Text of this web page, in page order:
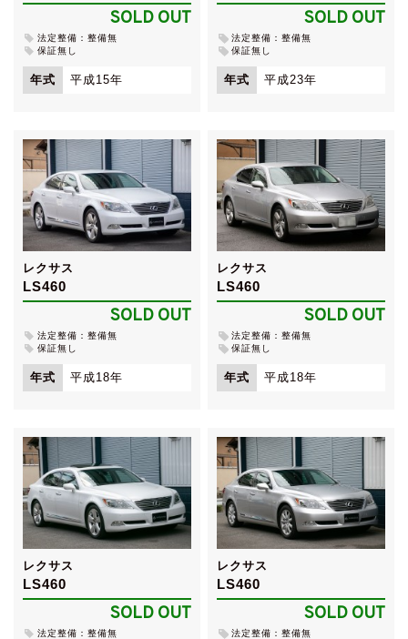
SOLD OUT
法定整備：整備無
保証無し
年式 平成15年
SOLD OUT
法定整備：整備無
保証無し
年式 平成23年
レクサス
LS460
SOLD OUT
法定整備：整備無
保証無し
年式 平成18年
レクサス
LS460
SOLD OUT
法定整備：整備無
保証無し
年式 平成18年
レクサス
LS460
SOLD OUT
法定整備：整備無
レクサス
LS460
SOLD OUT
法定整備：整備無